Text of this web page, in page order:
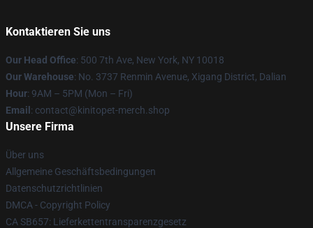
Kontaktieren Sie uns
Our Head Office: 500 7th Ave, New York, NY 10018
Our Warehouse: No. 3737 Renmin Avenue, Xigang District, Dalian
Hour: 9AM – 5PM (Mon – Fri)
Email : contact@kinitopet-merch.shop
Unsere Firma
Über uns
Allgemeine Geschäftsbedingungen
Datenschutzrichtlinien
DMCA - Copyright Policy
CA SB657: Lieferkettentransparenzgesetz